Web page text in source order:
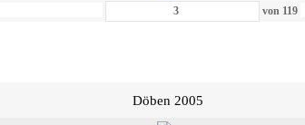
von 119
Döben 2005